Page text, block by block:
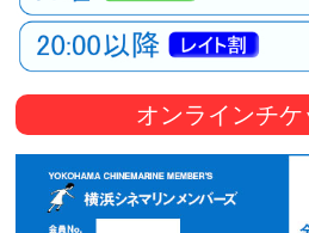
街
オンラインチケ